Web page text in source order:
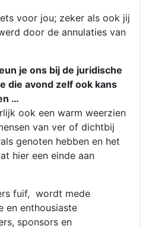
voor jou; zeker als ook jij
door de annulaties van
je ons bij de juridische
die avond zelf ook kans
…
ook een warm weerzien
van ver of dichtbij
genoten hebben en het
hier een einde aan
fuif, wordt mede
en enthousiaste
sponsors en